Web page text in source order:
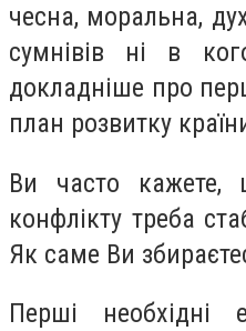
чесна, моральна,
сумнівів ні в
докладніше про
план розвитку
Ви часто кажете,
конфлікту треба
Як саме Ви
Перші необхідні